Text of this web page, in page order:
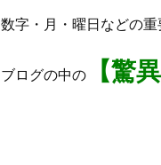
数字・月・曜日などの重
ブログの中の 【驚